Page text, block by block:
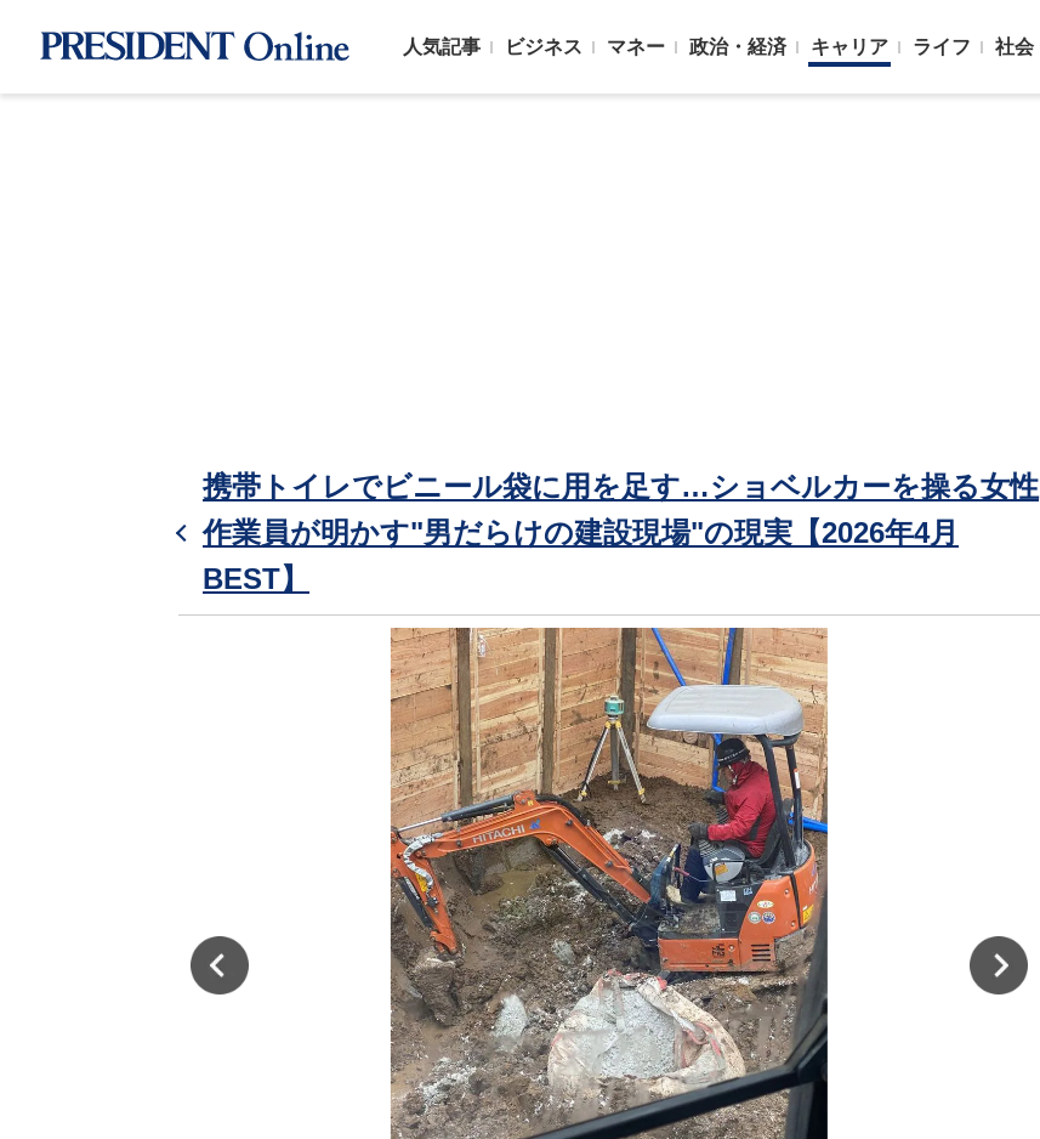
人気記事 ビジネス マネー 政治・経済 キャリア ライフ 社会
携帯トイレでビニール袋に用を足す…ショベルカーを操る女性
作業員が明かす"男だらけの建設現場"の現実【2026年4月
BEST】